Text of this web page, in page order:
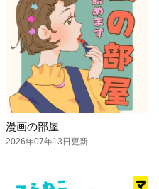
漫画の部屋
2026年07年13日更新